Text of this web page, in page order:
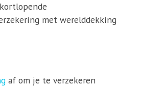
met werelddekking
af om je te verzekeren